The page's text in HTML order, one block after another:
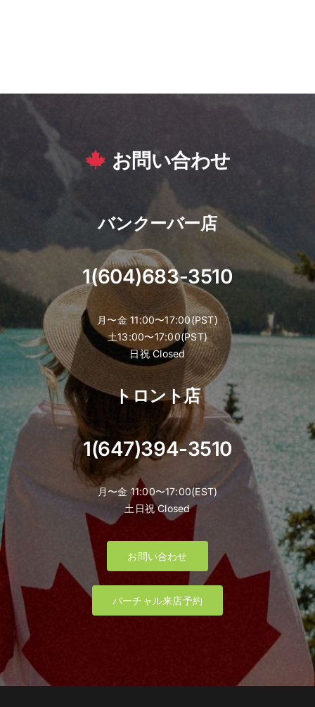
お問い合わせ
バンクーバー店
1(604)683-3510
月〜金 11:00〜17:00(PST)
土13:00〜17:00(PST)
日祝 Closed
トロント店
1(647)394-3510
月〜金 11:00〜17:00(EST)
土日祝 Closed
お問い合わせ
バーチャル来店予約